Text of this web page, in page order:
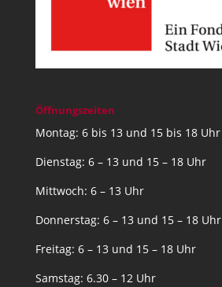
Öffnungszeiten
Montag: 6 bis 13 und 15 bis 18 Uhr
Dienstag: 6 – 13 und 15 – 18 Uhr
Mittwoch: 6 – 13 Uhr
Donnerstag: 6 – 13 und 15 – 18 Uhr
Freitag: 6 – 13 und 15 – 18 Uhr
Samstag: 6.30 – 12 Uhr